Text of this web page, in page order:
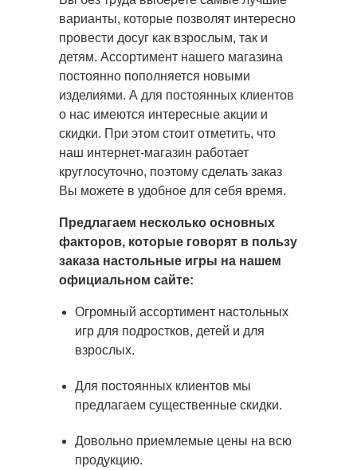
варианты, которые позволят интересно
провести досуг как взрослым, так и
детям. Ассортимент нашего магазина
постоянно пополняется новыми
изделиями. А для постоянных клиентов
о нас имеются интересные акции и
скидки. При этом стоит отметить, что
наш интернет-магазин работает
круглосуточно, поэтому сделать заказ
Вы можете в удобное для себя время.
Предлагаем несколько основных
факторов, которые говорят в пользу
заказа настольные игры на нашем
официальном сайте:
Огромный ассортимент настольных
игр для подростков, детей и для
взрослых.
Для постоянных клиентов мы
предлагаем существенные скидки.
Довольно приемлемые цены на всю
продукцию.